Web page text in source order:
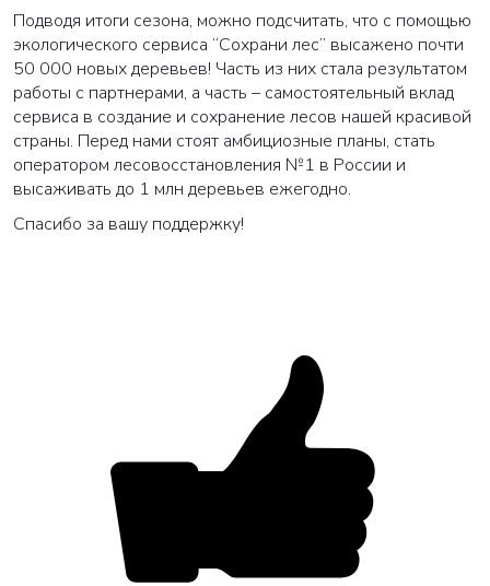
Подводя итоги сезона, можно подсчитать, что с помощью
экологического сервиса “Сохрани лес” высажено почти
50 000 новых деревьев! Часть из них стала результатом
работы с партнерами, а часть – самостоятельный вклад
сервиса в создание и сохранение лесов нашей красивой
страны. Перед нами стоят амбициозные планы, стать
оператором лесовосстановления №1 в России и
высаживать до 1 млн деревьев ежегодно.
Спасибо за вашу поддержку!